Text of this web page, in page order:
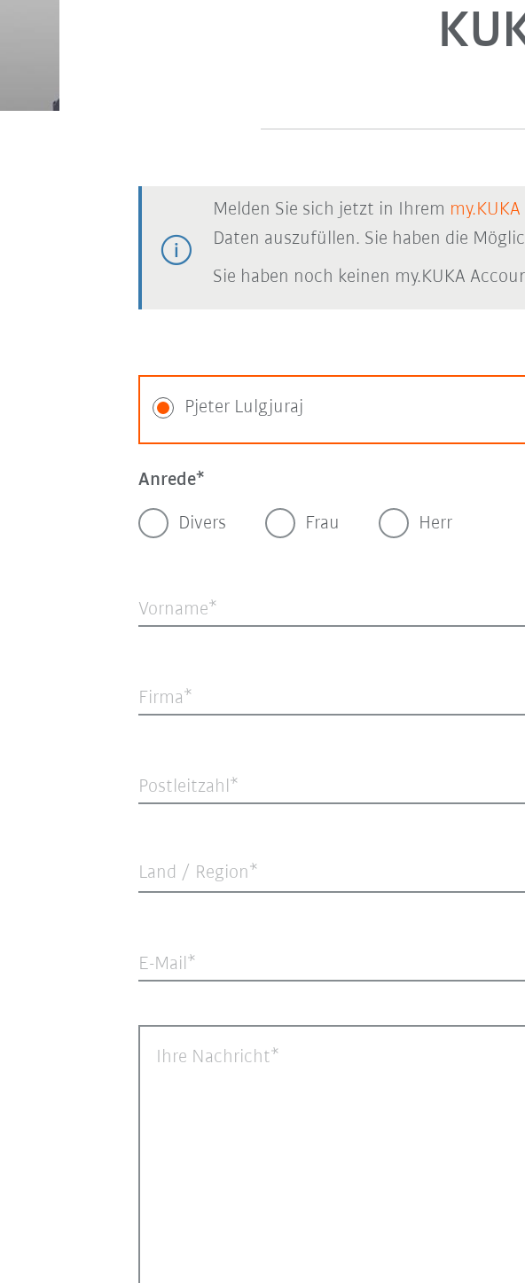
Melden Sie sich jetzt in Ihrem
Daten auszufüllen. Sie haben die
Sie haben noch keinen my.KUKA
Pjeter Lulgjuraj
Anrede
Divers Frau Herr
Vorname
Firma
Postleitzahl
Land / Region*
E-Mail
Ihre Nachricht